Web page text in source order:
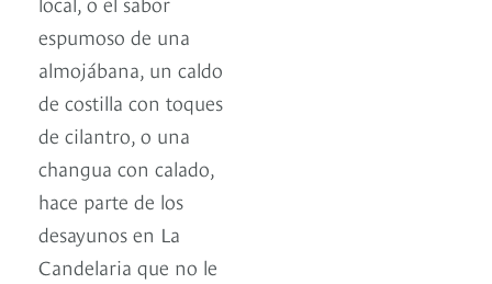
espumoso de una
almojábana, un caldo
de costilla con toques
de cilantro, o una
changua con calado,
hace parte de los
desayunos en La
Candelaria que no le